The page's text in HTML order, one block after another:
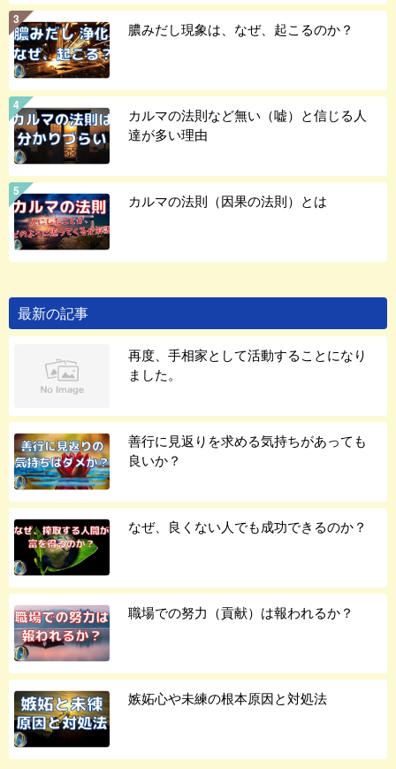
膿みだし現象は、なぜ、起こるのか？
カルマの法則など無い（嘘）と信じる人
達が多い理由
カルマの法則（因果の法則）とは
最新の記事
再度、手相家として活動することになり
ました。
善行に見返りを求める気持ちがあっても
良いか？
なぜ、良くない人でも成功できるのか？
職場での努力（貢献）は報われるか？
嫉妬心や未練の根本原因と対処法